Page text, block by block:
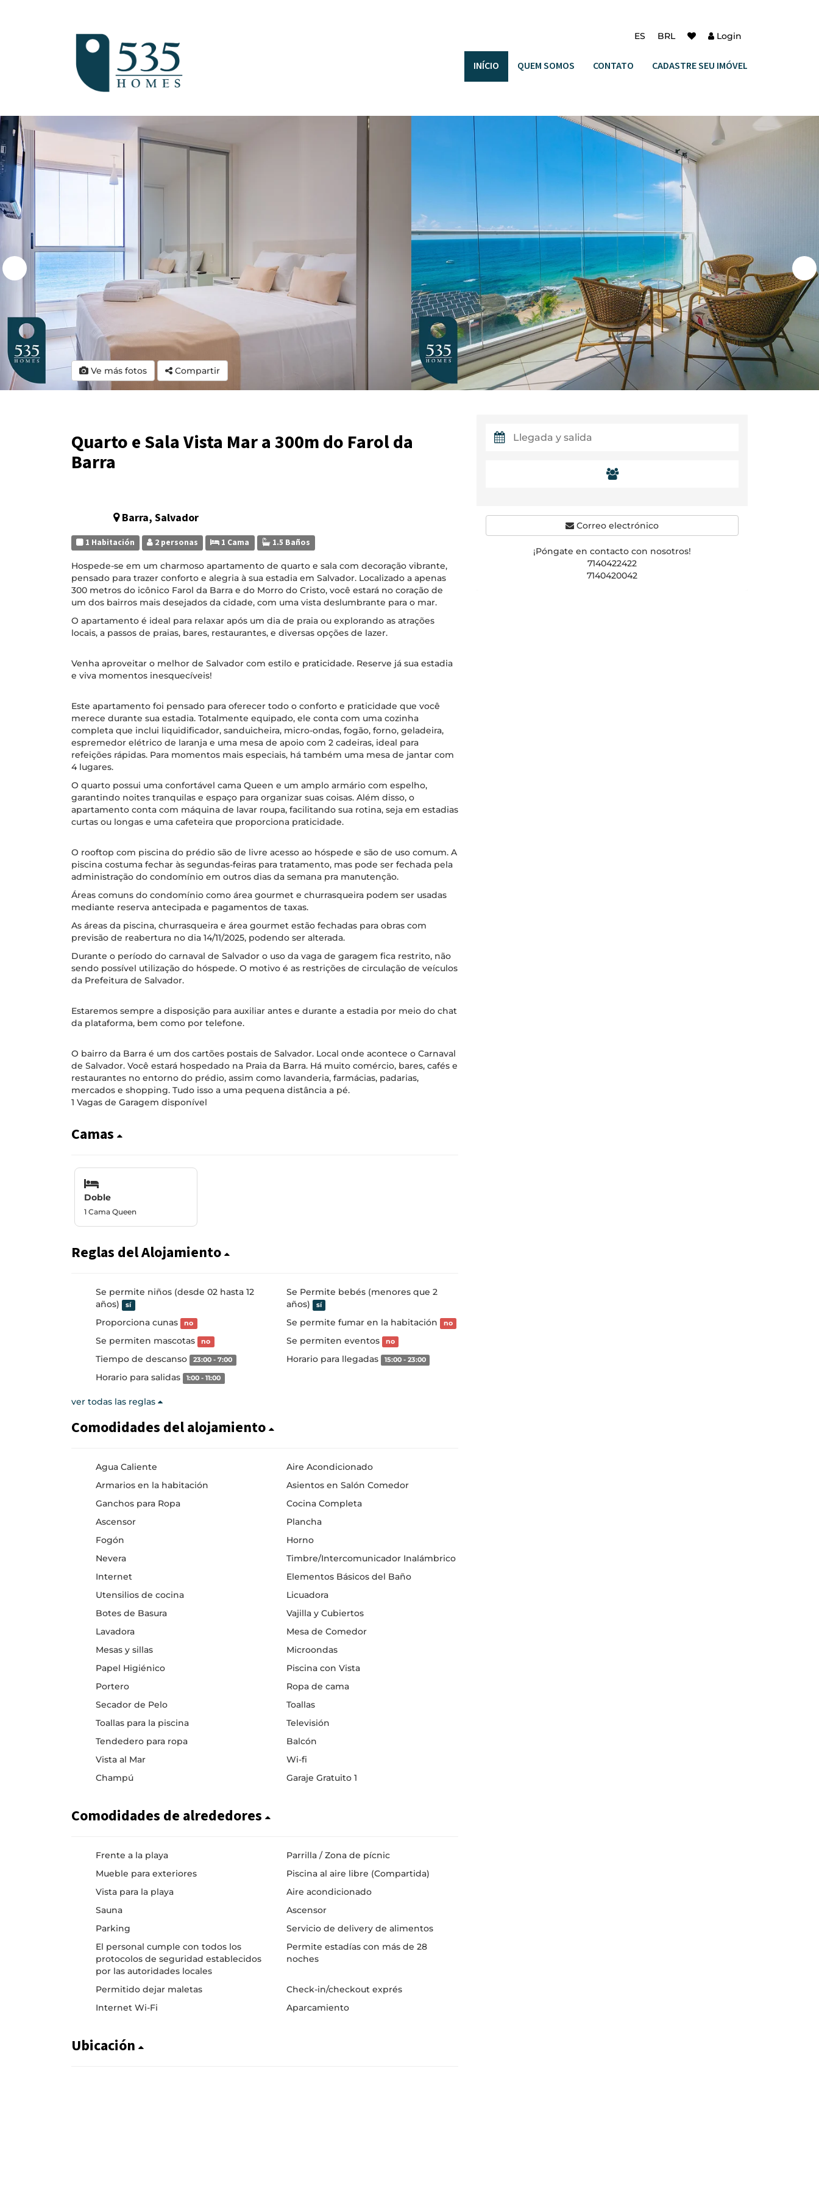
ES BRL Login
INÍCIO QUEM SOMOS CONTATO CADASTRE SEU IMÓVEL
Ve más fotos Compartir
Quarto e Sala Vista Mar a 300m do Farol da
Barra
Barra, Salvador
1 Habitación 2 personas 1 Cama 1.5 Baños
Hospede-se em um charmoso apartamento de quarto e sala com decoração vibrante,
pensado para trazer conforto e alegria à sua estadia em Salvador. Localizado a apenas
300 metros do icônico Farol da Barra e do Morro do Cristo, você estará no coração de
um dos bairros mais desejados da cidade, com uma vista deslumbrante para o mar.
O apartamento é ideal para relaxar após um dia de praia ou explorando as atrações
locais, a passos de praias, bares, restaurantes, e diversas opções de lazer.
Venha aproveitar o melhor de Salvador com estilo e praticidade. Reserve já sua estadia
e viva momentos inesquecíveis!
Este apartamento foi pensado para oferecer todo o conforto e praticidade que você
merece durante sua estadia. Totalmente equipado, ele conta com uma cozinha
completa que inclui liquidificador, sanduicheira, micro-ondas, fogão, forno, geladeira,
espremedor elétrico de laranja e uma mesa de apoio com 2 cadeiras, ideal para
refeições rápidas. Para momentos mais especiais, há também uma mesa de jantar com
4 lugares.
O quarto possui uma confortável cama Queen e um amplo armário com espelho,
garantindo noites tranquilas e espaço para organizar suas coisas. Além disso, o
apartamento conta com máquina de lavar roupa, facilitando sua rotina, seja em estadias
curtas ou longas e uma cafeteira que proporciona praticidade.
O rooftop com piscina do prédio são de livre acesso ao hóspede e são de uso comum. A
piscina costuma fechar às segundas-feiras para tratamento, mas pode ser fechada pela
administração do condomínio em outros dias da semana pra manutenção.
Áreas comuns do condomínio como área gourmet e churrasqueira podem ser usadas
mediante reserva antecipada e pagamentos de taxas.
As áreas da piscina, churrasqueira e área gourmet estão fechadas para obras com
previsão de reabertura no dia 14/11/2025, podendo ser alterada.
Durante o período do carnaval de Salvador o uso da vaga de garagem fica restrito, não
sendo possível utilização do hóspede. O motivo é as restrições de circulação de veículos
da Prefeitura de Salvador.
Estaremos sempre a disposição para auxiliar antes e durante a estadia por meio do chat
da plataforma, bem como por telefone.
O bairro da Barra é um dos cartões postais de Salvador. Local onde acontece o Carnaval
de Salvador. Você estará hospedado na Praia da Barra. Há muito comércio, bares, cafés e
restaurantes no entorno do prédio, assim como lavanderia, farmácias, padarias,
mercados e shopping. Tudo isso a uma pequena distância a pé.
1 Vagas de Garagem disponível
Camas
Doble
1 Cama Queen
Reglas del Alojamiento
Se permite niños (desde 02 hasta 12
años)
sí
Se Permite bebés (menores que 2
años)
sí
Proporciona cunas no Se permite fumar en la habitación no
Se permiten mascotas no Se permiten eventos no
Tiempo de descanso 23:00 - 7:00 Horario para llegadas 15:00 - 23:00
Horario para salidas 1:00 - 11:00
ver todas las reglas
Comodidades del alojamiento
Agua Caliente
Aire Acondicionado
Armarios en la habitación
Asientos en Salón Comedor
Ganchos para Ropa
Cocina Completa
Ascensor
Plancha
Fogón
Horno
Nevera
Timbre/Intercomunicador Inalámbrico
Internet
Elementos Básicos del Baño
Utensilios de cocina
Licuadora
Botes de Basura
Vajilla y Cubiertos
Lavadora
Mesa de Comedor
Mesas y sillas
Microondas
Papel Higiénico
Piscina con Vista
Portero
Ropa de cama
Secador de Pelo
Toallas
Toallas para la piscina
Televisión
Tendedero para ropa
Balcón
Vista al Mar
Wi-fi
Champú
Garaje Gratuito 1
Comodidades de alrededores
Frente a la playa
Parrilla / Zona de pícnic
Mueble para exteriores
Piscina al aire libre (Compartida)
Vista para la playa
Aire acondicionado
Sauna
Ascensor
Parking
Servicio de delivery de alimentos
El personal cumple con todos los
protocolos de seguridad establecidos
por las autoridades locales
Permite estadías con más de 28
noches
Permitido dejar maletas
Check-in/checkout exprés
Internet Wi-Fi
Aparcamiento
Ubicación
Correo electrónico
¡Póngate en contacto con nosotros!
7140422422
7140420042